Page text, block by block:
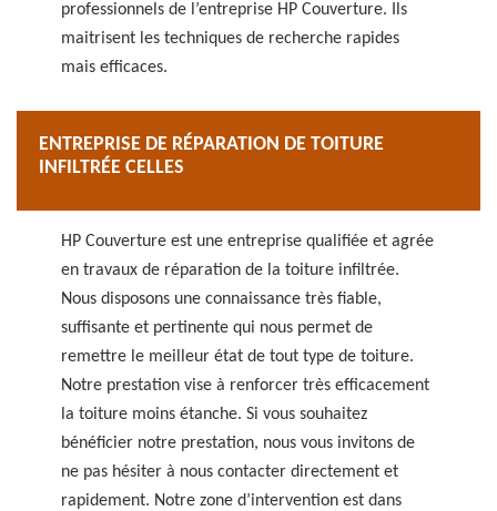
professionnels de l’entreprise HP Couverture. Ils
maitrisent les techniques de recherche rapides
mais efficaces.
ENTREPRISE DE RÉPARATION DE TOITURE
INFILTRÉE CELLES
HP Couverture est une entreprise qualifiée et agrée
en travaux de réparation de la toiture infiltrée.
Nous disposons une connaissance très fiable,
suffisante et pertinente qui nous permet de
remettre le meilleur état de tout type de toiture.
Notre prestation vise à renforcer très efficacement
la toiture moins étanche. Si vous souhaitez
bénéficier notre prestation, nous vous invitons de
ne pas hésiter à nous contacter directement et
rapidement. Notre zone d’intervention est dans